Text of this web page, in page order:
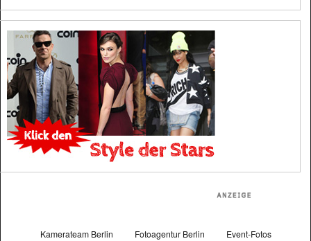
Kamerateam Berlin Fotoagentur Berlin Event-Fotos